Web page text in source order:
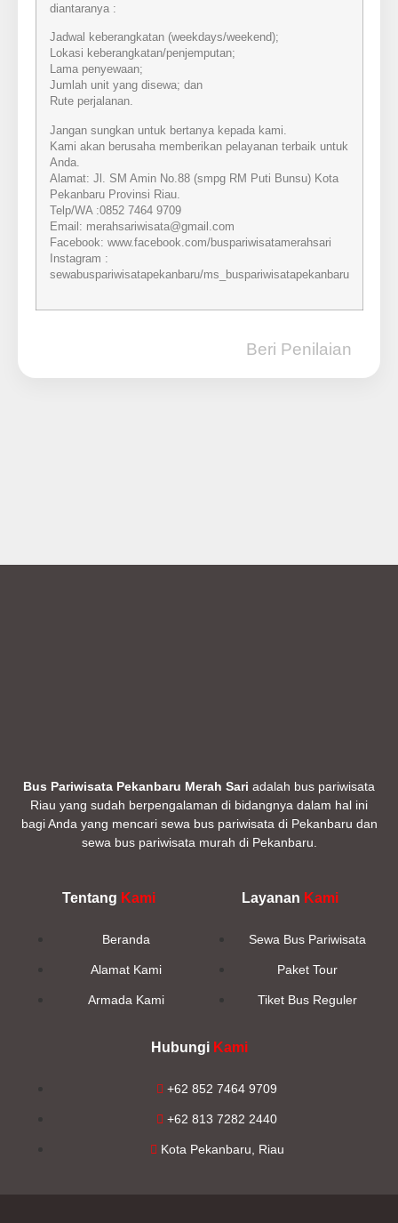
diantaranya :
Jadwal keberangkatan (weekdays/weekend);
Lokasi keberangkatan/penjemputan;
Lama penyewaan;
Jumlah unit yang disewa; dan
Rute perjalanan.
Jangan sungkan untuk bertanya kepada kami.
Kami akan berusaha memberikan pelayanan terbaik untuk
Anda.
Alamat: Jl. SM Amin No.88 (smpg RM Puti Bunsu) Kota
Pekanbaru Provinsi Riau.
Telp/WA :0852 7464 9709
Email: merahsariwisata@gmail.com
Facebook: www.facebook.com/buspariwisatamerahsari
Instagram :
sewabuspariwisatapekanbaru/ms_buspariwisatapekanbaru
Beri Penilaian
Bus Pariwisata Pekanbaru Merah Sari adalah bus pariwisata
Riau yang sudah berpengalaman di bidangnya dalam hal ini
bagi Anda yang mencari sewa bus pariwisata di Pekanbaru dan
sewa bus pariwisata murah di Pekanbaru.
Tentang Kami
Beranda
Alamat Kami
Armada Kami
Layanan Kami
Sewa Bus Pariwisata
Paket Tour
Tiket Bus Reguler
Hubungi Kami
+62 852 7464 9709
+62 813 7282 2440
Kota Pekanbaru, Riau